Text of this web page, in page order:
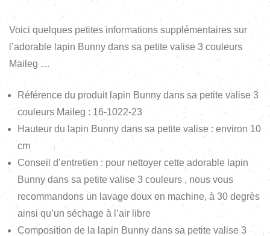
Voici quelques petites informations supplémentaires sur
l’adorable lapin Bunny dans sa petite valise 3 couleurs
Maileg …
Référence du produit lapin Bunny dans sa petite valise 3
couleurs Maileg : 16-1022-23
Hauteur du lapin Bunny dans sa petite valise : environ 10
cm
Conseil d’entretien : pour nettoyer cette adorable lapin
Bunny dans sa petite valise 3 couleurs , nous vous
recommandons un lavage doux en machine, à 30 degrès
ainsi qu’un séchage à l’air libre
Composition de la lapin Bunny dans sa petite valise 3